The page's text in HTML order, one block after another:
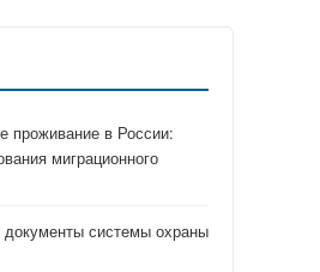
проживание в России:
миграционного
системы охраны